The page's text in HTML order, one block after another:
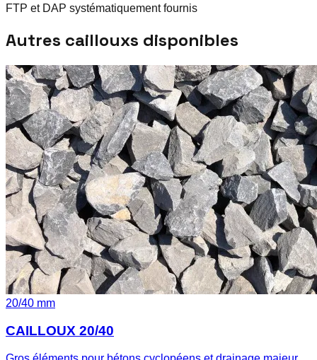
FTP et DAP systématiquement fournis
Autres caillouxs disponibles
20/40 mm
CAILLOUX 20/40